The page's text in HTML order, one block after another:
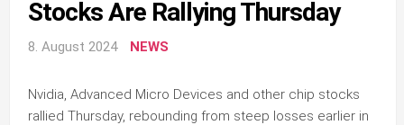
Stocks Are Rallying Thursday
8. August 2024 NEWS
Nvidia, Advanced Micro Devices and other chip stocks
rallied Thursday, rebounding from steep losses earlier in